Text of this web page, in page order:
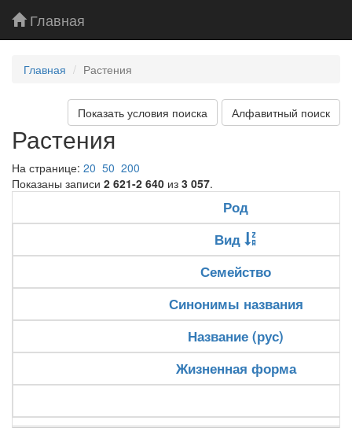
Главная
Главная Растения
Показать условия поиска Алфавитный поиск
Растения
На странице: 20 50 200
Показаны записи 2 621-2 640 из 3 057.
Род
Вид
Семейство
Синонимы названия
Название (рус)
Жизненная форма